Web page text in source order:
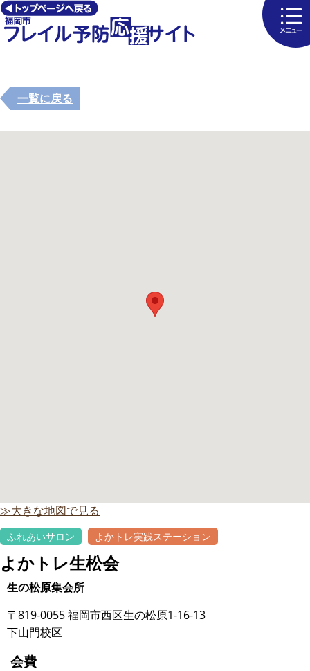
一覧に戻る
≫大きな地図で見る
ふれあいサロン よかトレ実践ステーション
よかトレ生松会
生の松原集会所
〒819-0055 福岡市西区生の松原1-16-13
下山門校区
会費